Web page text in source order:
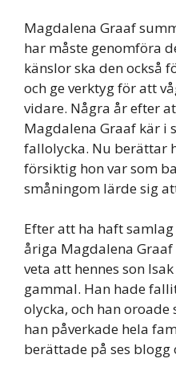
Magdalena Graaf
har måste genomföra
känslor ska den också
och ge verktyg för att
vidare. Några år efter
Magdalena Graaf kär i
fallolycka. Nu berättar
försiktig hon var som
småningom lärde sig
Efter att ha haft
åriga Magdalena
veta att hennes son
gammal. Han hade
olycka, och han
han påverkade hela
berättade på ses blogg